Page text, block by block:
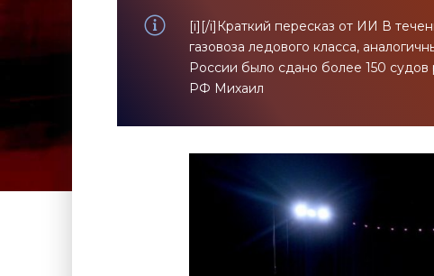
[i][/i]Краткий пересказ от ИИ В
газовоза ледового класса,
России было сдано более 150
РФ Михаил